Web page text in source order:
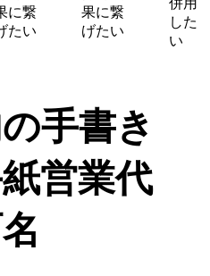
に繋
たい
果に繋
げたい
併用
した
い
手書き
営業代